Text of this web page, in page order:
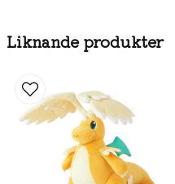
Liknande produkter